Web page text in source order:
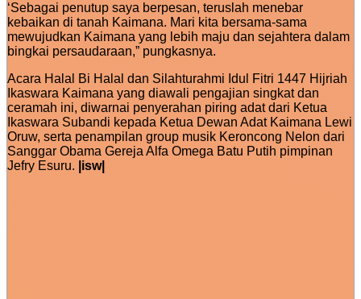
‘Sebagai penutup saya berpesan, teruslah menebar
kebaikan di tanah Kaimana. Mari kita bersama-sama
mewujudkan Kaimana yang lebih maju dan sejahtera dalam
bingkai persaudaraan,” pungkasnya.
Acara Halal Bi Halal dan Silahturahmi Idul Fitri 1447 Hijriah
Ikaswara Kaimana yang diawali pengajian singkat dan
ceramah ini, diwarnai penyerahan piring adat dari Ketua
Ikaswara Subandi kepada Ketua Dewan Adat Kaimana Lewi
Oruw, serta penampilan group musik Keroncong Nelon dari
Sanggar Obama Gereja Alfa Omega Batu Putih pimpinan
Jefry Esuru. |isw|